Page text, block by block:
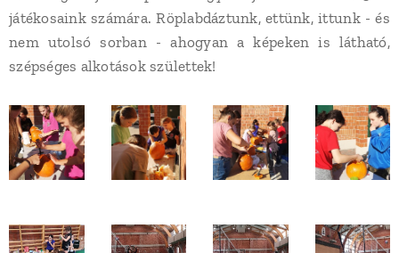
játékosaink számára. Röplabdáztunk, ettünk, ittunk - és
nem utolsó sorban - ahogyan a képeken is látható,
szépséges alkotások születtek!